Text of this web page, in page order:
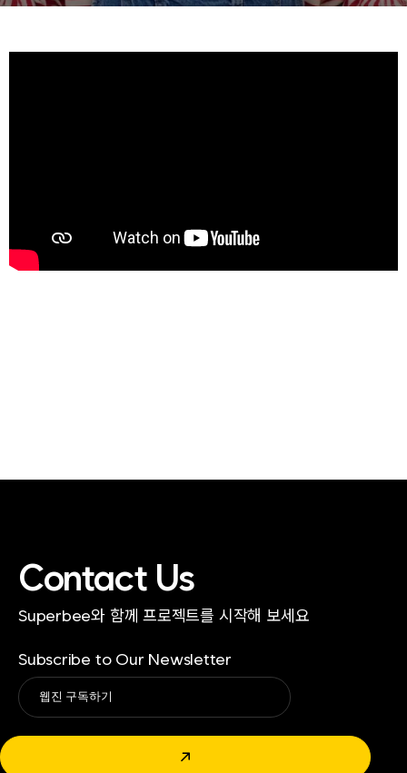
동영상, 카탈로그 - 피자마루
사진, 광고디자인 - 중외제약
Contact Us
Superbee와 함께 프로젝트를 시작해 보세요
Subscribe to Our Newsletter
↗
Alternative: